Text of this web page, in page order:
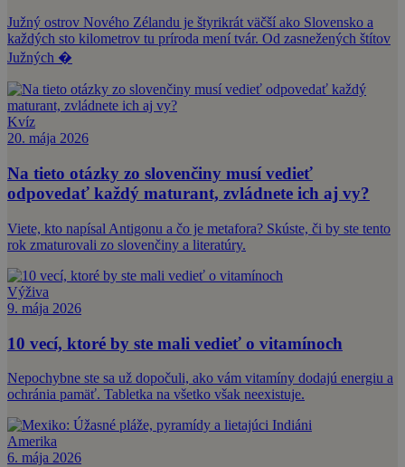
Južný ostrov Nového Zélandu je štyrikrát väčší ako Slovensko a
každých sto kilometrov tu príroda mení tvár. Od zasnežených štítov
Južných �
Kvíz
20. mája 2026
Na tieto otázky zo slovenčiny musí vedieť
odpovedať každý maturant, zvládnete ich aj vy?
Viete, kto napísal Antigonu a čo je metafora? Skúste, či by ste tento
rok zmaturovali zo slovenčiny a literatúry.
Výživa
9. mája 2026
10 vecí, ktoré by ste mali vedieť o vitamínoch
Nepochybne ste sa už dopočuli, ako vám vitamíny dodajú energiu a
ochránia pamäť. Tabletka na všetko však neexistuje.
Amerika
6. mája 2026